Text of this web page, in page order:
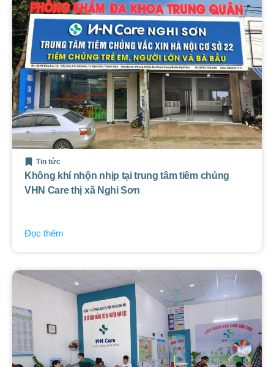
Tin tức
Không khí nhộn nhịp tại trung tâm tiêm chủng
VHN Care thị xã Nghi Sơn
Đọc thêm